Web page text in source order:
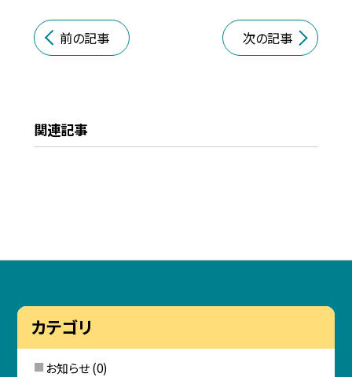
前の記事 次の記事
関連記事
カテゴリ
お知らせ(0)